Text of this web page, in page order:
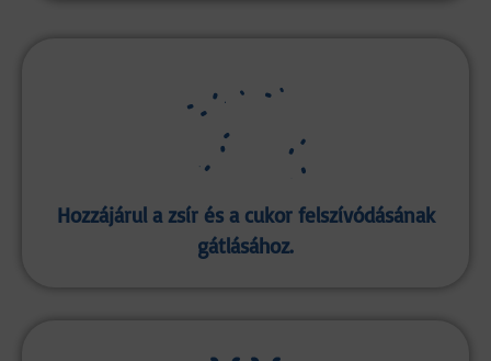
Hozzájárul a zsír és a cukor felszívódásának
gátlásához.